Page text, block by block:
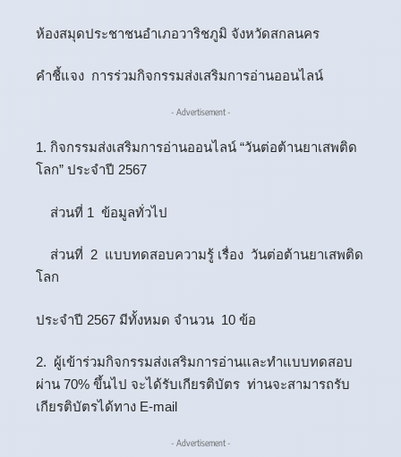
ห้องสมุดประชาชนอำเภอวาริชภูมิ จังหวัดสกลนคร
คำชี้แจง การร่วมกิจกรรมส่งเสริมการอ่านออนไลน์
- Advertisement -
1. กิจกรรมส่งเสริมการอ่านออนไลน์ “วันต่อต้านยาเสพติด
โลก” ประจำปี 2567
ส่วนที่ 1 ข้อมูลทั่วไป
ส่วนที่ 2 แบบทดสอบความรู้ เรื่อง วันต่อต้านยาเสพติด
โลก
ประจำปี 2567 มีทั้งหมด จำนวน 10 ข้อ
2. ผู้เข้าร่วมกิจกรรมส่งเสริมการอ่านและทำแบบทดสอบ
ผ่าน 70% ขึ้นไป จะได้รับเกียรติบัตร ท่านจะสามารถรับ
เกียรติบัตรได้ทาง E-mail
- Advertisement -